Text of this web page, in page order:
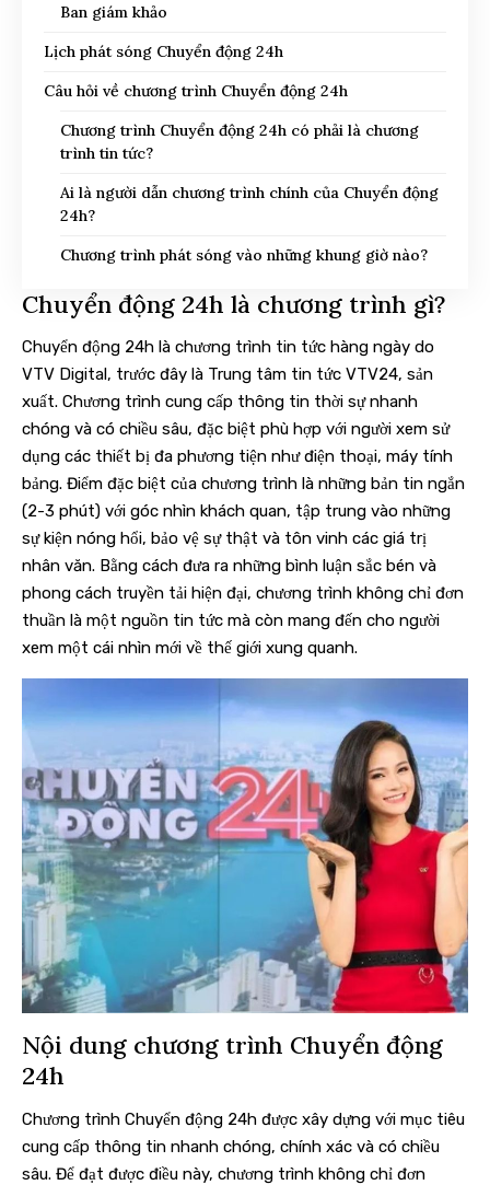
Ban giám khảo
Lịch phát sóng Chuyển động 24h
Câu hỏi về chương trình Chuyển động 24h
Chương trình Chuyển động 24h có phải là chương
trình tin tức?
Ai là người dẫn chương trình chính của Chuyển động
24h?
Chương trình phát sóng vào những khung giờ nào?
Chuyển động 24h là chương trình gì?
Chuyển động 24h là chương trình tin tức hàng ngày do
VTV Digital, trước đây là Trung tâm tin tức VTV24, sản
xuất. Chương trình cung cấp thông tin thời sự nhanh
chóng và có chiều sâu, đặc biệt phù hợp với người xem sử
dụng các thiết bị đa phương tiện như điện thoại, máy tính
bảng. Điểm đặc biệt của chương trình là những bản tin ngắn
(2-3 phút) với góc nhìn khách quan, tập trung vào những
sự kiện nóng hổi, bảo vệ sự thật và tôn vinh các giá trị
nhân văn. Bằng cách đưa ra những bình luận sắc bén và
phong cách truyền tải hiện đại, chương trình không chỉ đơn
thuần là một nguồn tin tức mà còn mang đến cho người
xem một cái nhìn mới về thế giới xung quanh.
Nội dung chương trình Chuyển động
24h
Chương trình Chuyển động 24h được xây dựng với mục tiêu
cung cấp thông tin nhanh chóng, chính xác và có chiều
sâu. Để đạt được điều này, chương trình không chỉ đơn